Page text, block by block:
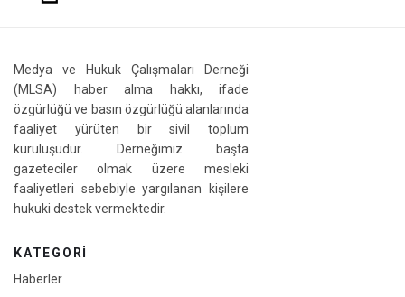
Medya ve Hukuk Çalışmaları Derneği
(MLSA) haber alma hakkı, ifade
özgürlüğü ve basın özgürlüğü alanlarında
faaliyet yürüten bir sivil toplum
kuruluşudur. Derneğimiz başta
gazeteciler olmak üzere mesleki
faaliyetleri sebebiyle yargılanan kişilere
hukuki destek vermektedir.
KATEGORI
Haberler